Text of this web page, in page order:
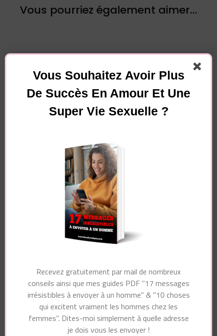
Vous pourriez également aimer...
Laisser un commentaire
Vous Souhaitez Avoir Plus
De Succès En Amour Et Une
Super Vie Sexuelle ?
Recevez gratuitement par mail de nombreux
conseils ainsi que mes guides PDF "17 messages
irrésistibles à envoyer à un homme" & "10 choses
qui excitent vraiment les hommes chez les
femmes". Dites-moi simplement à quelle adresse
je dois vous les envoyer !